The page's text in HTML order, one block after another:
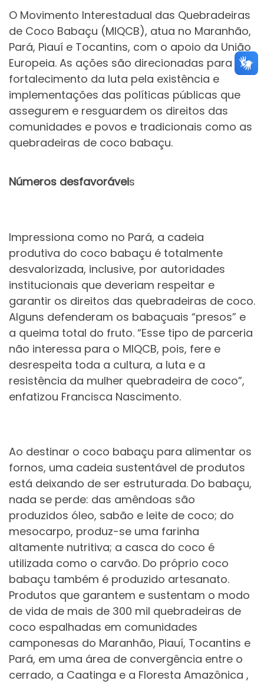
O Movimento Interestadual das Quebradeiras
de Coco Babaçu (MIQCB), atua no Maranhão,
Pará, Piauí e Tocantins, com o apoio da União
Europeia. As ações são direcionadas para o
fortalecimento da luta pela existência e
implementações das políticas públicas que
assegurem e resguardem os direitos das
comunidades e povos e tradicionais como as
quebradeiras de coco babaçu.
Números desfavoráveis
Impressiona como no Pará, a cadeia
produtiva do coco babaçu é totalmente
desvalorizada, inclusive, por autoridades
institucionais que deveriam respeitar e
garantir os direitos das quebradeiras de coco.
Alguns defenderam os babaçuais “presos” e
a queima total do fruto. “Esse tipo de parceria
não interessa para o MIQCB, pois, fere e
desrespeita toda a cultura, a luta e a
resistência da mulher quebradeira de coco”,
enfatizou Francisca Nascimento.
Ao destinar o coco babaçu para alimentar os
fornos, uma cadeia sustentável de produtos
está deixando de ser estruturada. Do babaçu,
nada se perde: das amêndoas são
produzidos óleo, sabão e leite de coco; do
mesocarpo, produz-se uma farinha
altamente nutritiva; a casca do coco é
utilizada como o carvão. Do próprio coco
babaçu também é produzido artesanato.
Produtos que garantem e sustentam o modo
de vida de mais de 300 mil quebradeiras de
coco espalhadas em comunidades
camponesas do Maranhão, Piauí, Tocantins e
Pará, em uma área de convergência entre o
cerrado, a Caatinga e a Floresta Amazônica ,